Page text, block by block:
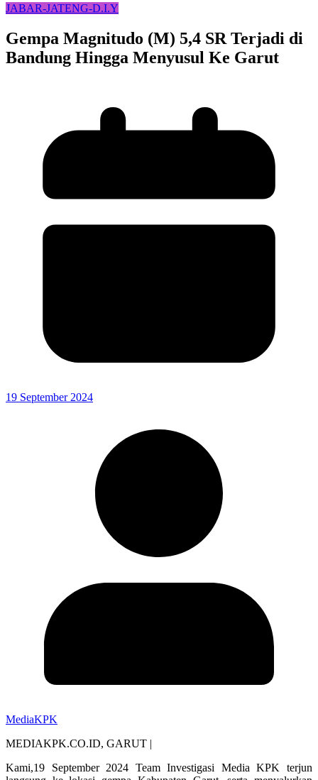
JABAR-JATENG-D.I.Y
Gempa Magnitudo (M) 5,4 SR Terjadi di
Bandung Hingga Menyusul Ke Garut
19 September 2024
MediaKPK
MEDIAKPK.CO.ID, GARUT |
Kami,19 September 2024 Team Investigasi Media KPK terjun